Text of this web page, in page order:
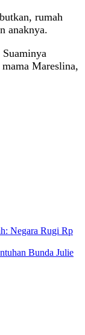
rumah
anaknya.
Mareslina,
Negara Rugi Rp
Bunda Julie